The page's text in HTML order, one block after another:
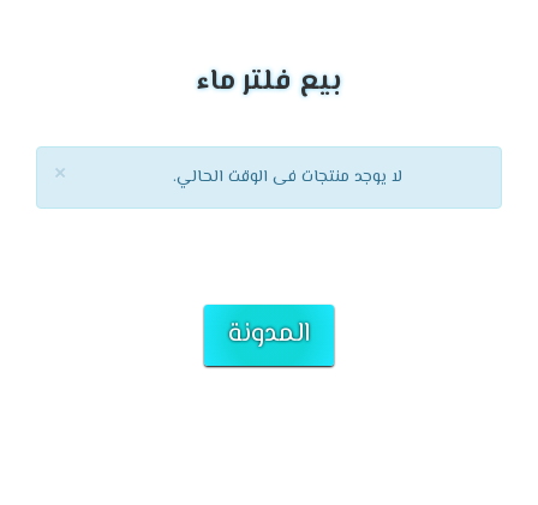
بيع فلتر ماء
× لا يوجد منتجات فى الوقت الحالي.
المدونة